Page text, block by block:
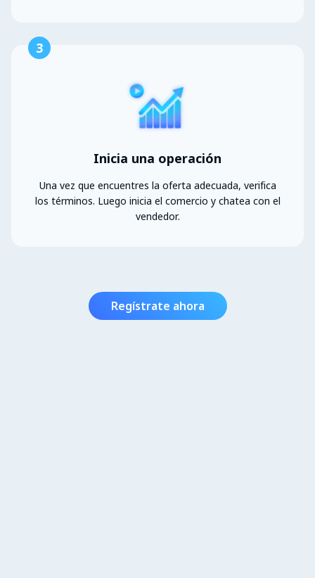
3
Inicia una operación
Una vez que encuentres la oferta adecuada, verifica
los términos. Luego inicia el comercio y chatea con el
vendedor.
Regístrate ahora